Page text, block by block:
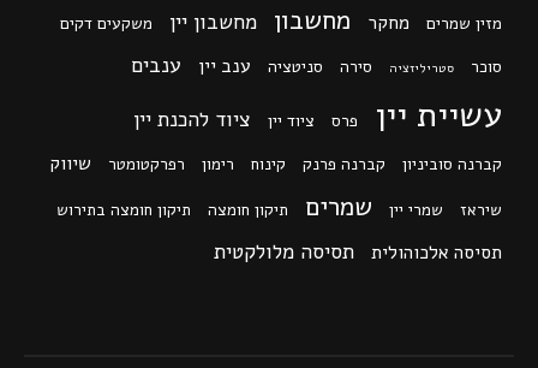
מזין שמרים מחקר מחשבון מחשבון יין
משקעים דקים
סוכר
סטריליזציה סירה סניטציה ענב יין ענבים
עשיית יין פרס ציוד יין ציוד להכנת יין
קברנה סוביניון קברנה פרנק קינוח רימון רפרקטומטר שיווק
שיראז שמרי יין שמרים תיקון חומצה תיקון חומצה בתירוש
תסיסה אלכוהולית תסיסה מלולקטית